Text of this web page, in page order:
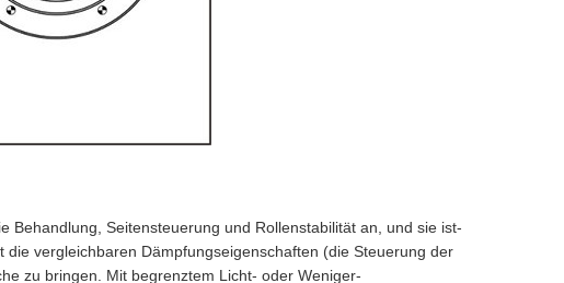
Behandlung, Seitensteuerung und Rollenstabilität an, und sie ist-
vergleichbaren Dämpfungseigenschaften (die Steuerung der
zu bringen. Mit begrenztem Licht- oder Weniger-